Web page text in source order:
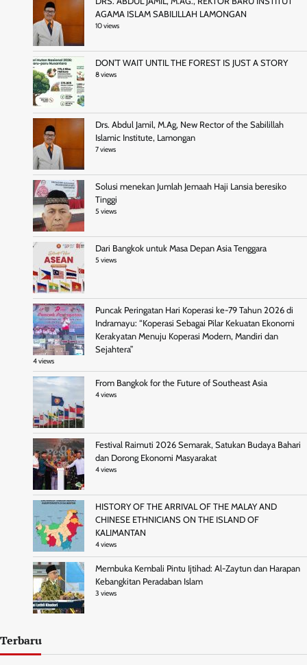
AGAMA ISLAM SABILILLAH LAMONGAN
10 views
DON’T WAIT UNTIL THE FOREST IS JUST A STORY
8 views
Drs. Abdul Jamil, M.Ag, New Rector of the Sabilillah
Islamic Institute, Lamongan
7 views
Solusi menekan Jumlah Jemaah Haji Lansia beresiko
Tinggi
5 views
Dari Bangkok untuk Masa Depan Asia Tenggara
5 views
Puncak Peringatan Hari Koperasi ke-79 Tahun 2026 di
Indramayu: “Koperasi Sebagai Pilar Kekuatan Ekonomi
Kerakyatan Menuju Koperasi Modern, Mandiri dan
Sejahtera”
4 views
From Bangkok for the Future of Southeast Asia
4 views
Festival Raimuti 2026 Semarak, Satukan Budaya Bahari
dan Dorong Ekonomi Masyarakat
4 views
HISTORY OF THE ARRIVAL OF THE MALAY AND
CHINESE ETHNICIANS ON THE ISLAND OF
KALIMANTAN
4 views
Membuka Kembali Pintu Ijtihad: Al-Zaytun dan Harapan
Kebangkitan Peradaban Islam
3 views
Terbaru